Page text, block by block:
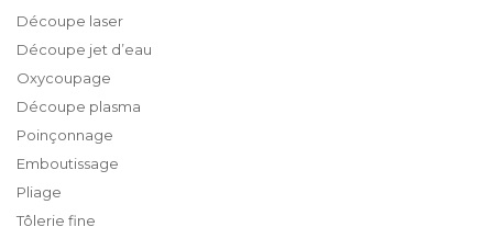
Découpe laser
Découpe jet d’eau
Oxycoupage
Découpe plasma
Poinçonnage
Emboutissage
Pliage
Tôlerie fine